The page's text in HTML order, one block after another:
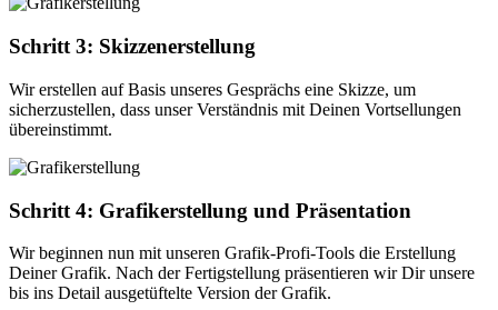
Schritt 3: Skizzenerstellung
Wir erstellen auf Basis unseres Gesprächs eine Skizze, um
sicherzustellen, dass unser Verständnis mit Deinen Vortsellungen
übereinstimmt.
Schritt 4: Grafikerstellung und Präsentation
Wir beginnen nun mit unseren Grafik-Profi-Tools die Erstellung
Deiner Grafik. Nach der Fertigstellung präsentieren wir Dir unsere
bis ins Detail ausgetüftelte Version der Grafik.